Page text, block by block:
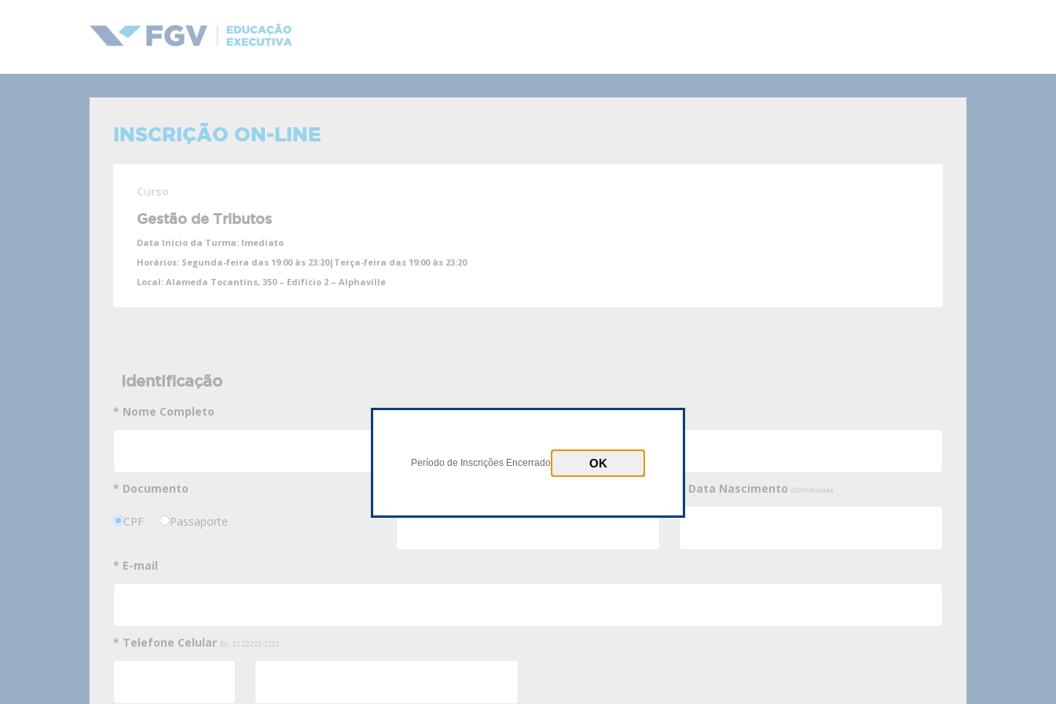
INSCRIÇÃO ON-LINE
Curso
Gestão de Tributos
Data Início da Turma: Imediato
Horários: Segunda-feira das 19:00 às 23:20|Terça-feira das 19:00 às 23:20
Local: Alameda Tocantins, 350 – Edifício 2 – Alphaville
Identificação
* Nome Completo
* Documento
CPF Passaporte
* Data Nascimento dd/mm/aaaa
* E-mail
* Telefone Celular Ex.: 22 22222-2222
Período de Inscrições Encerrado